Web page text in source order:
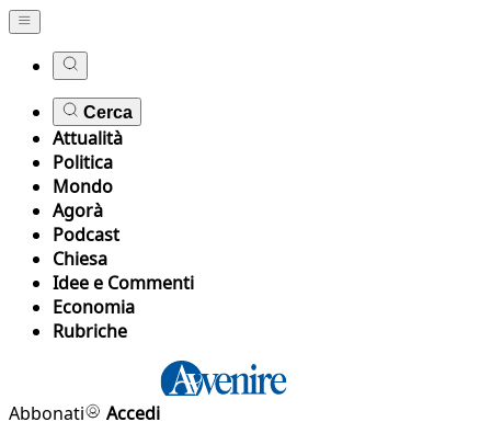
Cerca
Attualità
Politica
Mondo
Agorà
Podcast
Chiesa
Idee e Commenti
Economia
Rubriche
Abbonati
Accedi